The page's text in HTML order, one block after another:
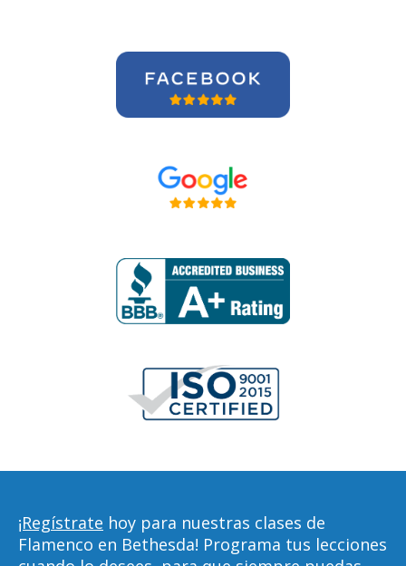
¡Regístrate hoy para nuestras clases de
Flamenco en Bethesda! Programa tus lecciones